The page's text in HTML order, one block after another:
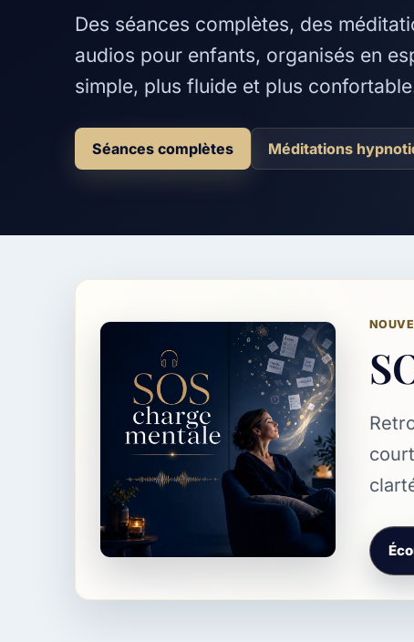
Des séances complètes, des
audios pour enfants, organisés en
simple, plus fluide et plus
Séances complètes Méditations